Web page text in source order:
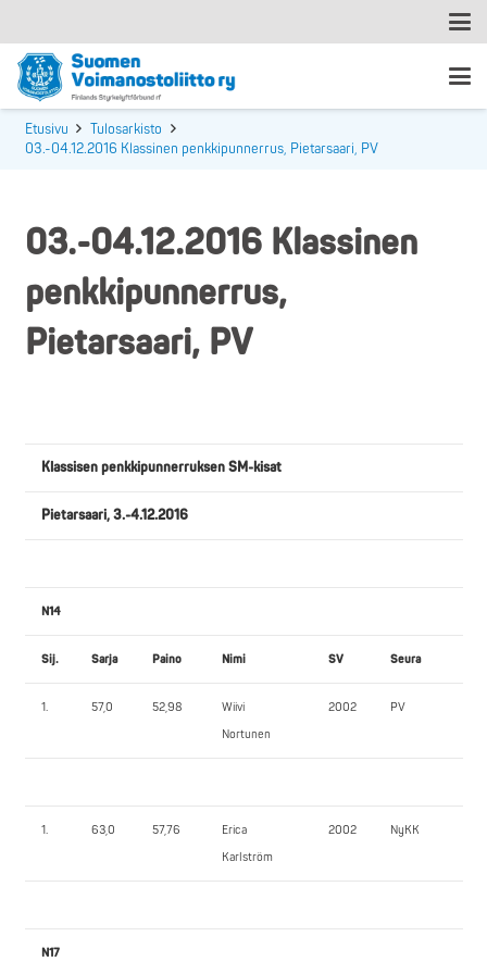
Etusivu
Tulosarkisto
03.-04.12.2016 Klassinen penkkipunnerrus, Pietarsaari, PV
03.-04.12.2016 Klassinen
penkkipunnerrus,
Pietarsaari, PV
Klassisen penkkipunnerruksen SM-kisat
Pietarsaari, 3.-4.12.2016
N14
Sij. Sarja Paino Nimi SV Seura
1. 57,0 52,98
Wiivi
Nortunen
2002 PV
1. 63,0 57,76
Erica
Karlström
2002 NyKK
N17